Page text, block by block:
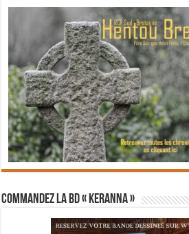
Commandez la BD « Keranna »